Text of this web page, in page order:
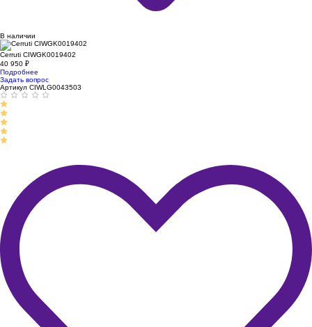
В наличии
Cerruti CIWGK0019402
40 950 ₽
Подробнее
Задать вопрос
Артикул CIWLG0043503